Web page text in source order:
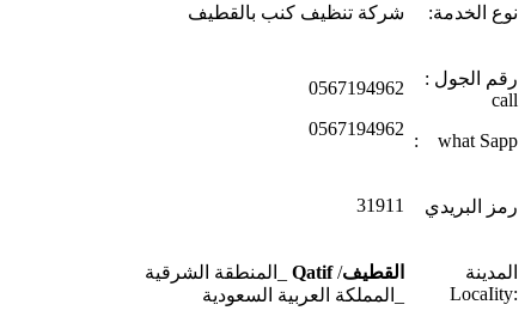
نوع الخدمة: شركة تنظيف كنب بالقطيف
رقم الجول :
call
what Sapp :
0567194962
0567194962
رمز البريدي 31911
المدينة
:LocaIity
القطيف/
Qatif
_المنطقة الشرقية
_المملكة العربية السعودية